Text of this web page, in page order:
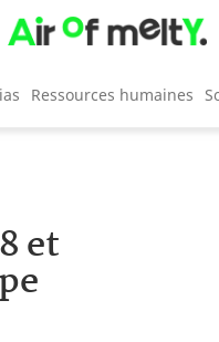
Ressources humaines
et